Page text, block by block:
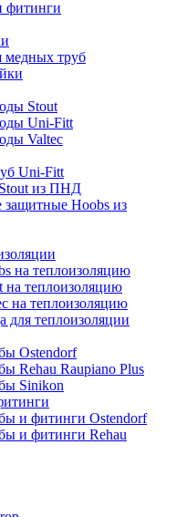
фитинги
медных труб
Stout
Uni-Fitt
Valtec
Uni-Fitt
из ПНД
Hoobs из
на теплоизоляцию
на теплоизоляцию
на теплоизоляцию
для теплоизоляции
Ostendorf
Rehau Raupiano Plus
Sinikon
и фитинги Ostendorf
и фитинги Rehau